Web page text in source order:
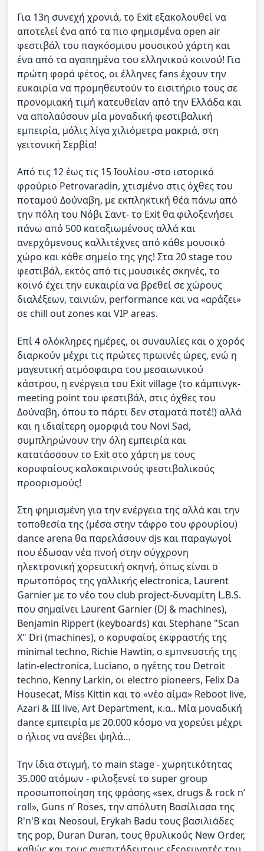
Για 13η συνεχή χρονιά, το Exit εξακολουθεί να
αποτελεί ένα από τα πιο φημισμένα open air
φεστιβάλ του παγκόσμιου μουσικού χάρτη και
ένα από τα αγαπημένα του ελληνικού κοινού! Για
πρώτη φορά φέτος, οι έλληνες fans έχουν την
ευκαιρία να προμηθευτούν το εισιτήριο τους σε
προνομιακή τιμή κατευθείαν από την Ελλάδα και
να απολαύσουν μία μοναδική φεστιβαλική
εμπειρία, μόλις λίγα χιλιόμετρα μακριά, στη
γειτονική Σερβία!
Από τις 12 έως τις 15 Ιουλίου -στο ιστορικό
φρούριο Petrovaradin, χτισμένο στις όχθες του
ποταμού Δούναβη, με εκπληκτική θέα πάνω από
την πόλη του Νόβι Σαντ- το Exit θα φιλοξενήσει
πάνω από 500 καταξιωμένους αλλά και
ανερχόμενους καλλιτέχνες από κάθε μουσικό
χώρο και κάθε σημείο της γης! Στα 20 stage του
φεστιβάλ, εκτός από τις μουσικές σκηνές, το
κοινό έχει την ευκαιρία να βρεθεί σε χώρους
διαλέξεων, ταινιών, performance και να «αράζει»
σε chill out zones και VIP areas.
Επί 4 ολόκληρες ημέρες, οι συναυλίες και ο χορός
διαρκούν μέχρι τις πρώτες πρωινές ώρες, ενώ η
μαγευτική ατμόσφαιρα του μεσαιωνικού
κάστρου, η ενέργεια του Exit village (το κάμπινγκ-
meeting point του φεστιβάλ, στις όχθες του
Δούναβη, όπου το πάρτι δεν σταματά ποτέ!) αλλά
και η ιδιαίτερη ομορφιά του Novi Sad,
συμπληρώνουν την όλη εμπειρία και
κατατάσσουν το Exit στο χάρτη με τους
κορυφαίους καλοκαιρινούς φεστιβαλικούς
προορισμούς!
Στη φημισμένη για την ενέργεια της αλλά και την
τοποθεσία της (μέσα στην τάφρο του φρουρίου)
dance arena θα παρελάσουν djs και παραγωγοί
που έδωσαν νέα πνοή στην σύγχρονη
ηλεκτρονική χορευτική σκηνή, όπως είναι ο
πρωτοπόρος της γαλλικής electronica, Laurent
Garnier με το νέο του club project-δυναμίτη L.B.S.
που σημαίνει Laurent Garnier (DJ & machines),
Benjamin Rippert (keyboards) και Stephane "Scan
X" Dri (machines), ο κορυφαίος εκφραστής της
minimal techno, Richie Hawtin, ο εμπνευστής της
latin-electronica, Luciano, ο ηγέτης του Detroit
techno, Kenny Larkin, οι electro pioneers, Felix Da
Housecat, Miss Kittin και το «νέο αίμα» Reboot live,
Azari & III live, Art Department, κ.α.. Μία μοναδική
dance εμπειρία με 20.000 κόσμο να χορεύει μέχρι
ο ήλιος να ανέβει ψηλά…
Την ίδια στιγμή, το main stage - χωρητικότητας
35.000 ατόμων - φιλοξενεί το super group
προσωποποίηση της φράσης «sex, drugs & rock n’
roll», Guns n’ Roses, την απόλυτη Βασίλισσα της
R'n'B και Neosoul, Erykah Badu τους βασιλιάδες
της pop, Duran Duran, τους θρυλικούς New Order,